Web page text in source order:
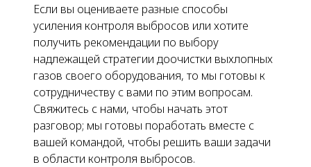
Если вы оцениваете разные способы
усиления контроля выбросов или хотите
получить рекомендации по выбору
надлежащей стратегии доочистки выхлопных
газов своего оборудования, то мы готовы к
сотрудничеству с вами по этим вопросам.
Свяжитесь с нами, чтобы начать этот
разговор; мы готовы поработать вместе с
вашей командой, чтобы решить ваши задачи
в области контроля выбросов.